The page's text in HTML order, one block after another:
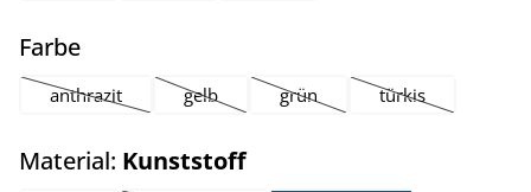
Farbeauswählen
anthrazit
(Diese Option ist zurzeit nicht verfügbar.)
gelb
(Diese Option ist zurzeit nicht verfügbar.)
grün
(Diese Option ist zurzeit nicht
türkis
(Diese Option ist
Material: Kunststoffauswählen